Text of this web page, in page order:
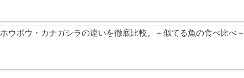
ホウボウ・カナガシラの違いを徹底比較。～似てる魚の食べ比べ～